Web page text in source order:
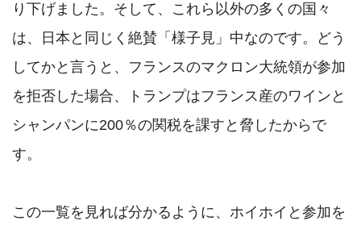
り下げました。そして、これら以外の多くの国々
は、日本と同じく絶賛「様子見」中なのです。どう
してかと言うと、フランスのマクロン大統領が参加
を拒否した場合、トランプはフランス産のワインと
シャンパンに200％の関税を課すと脅したからで
す。
この一覧を見れば分かるように、ホイホイと参加を